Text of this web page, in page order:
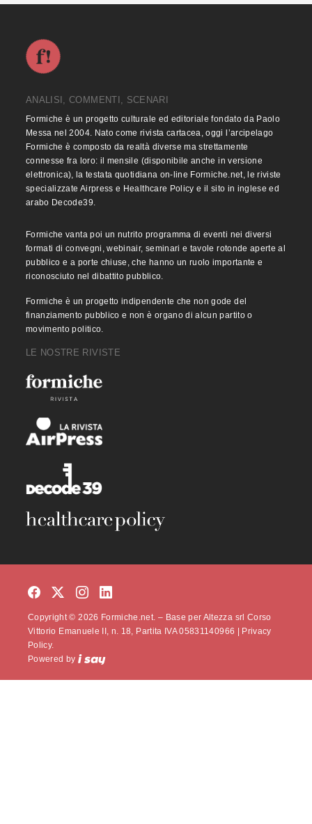
ANALISI, COMMENTI, SCENARI
Formiche è un progetto culturale ed editoriale fondato da Paolo
Messa nel 2004. Nato come rivista cartacea, oggi l’arcipelago
Formiche è composto da realtà diverse ma strettamente
connesse fra loro: il mensile (disponibile anche in versione
elettronica), la testata quotidiana on-line Formiche.net, le riviste
specializzate Airpress e Healthcare Policy e il sito in inglese ed
arabo Decode39.
Formiche vanta poi un nutrito programma di eventi nei diversi
formati di convegni, webinair, seminari e tavole rotonde aperte al
pubblico e a porte chiuse, che hanno un ruolo importante e
riconosciuto nel dibattito pubblico.
Formiche è un progetto indipendente che non gode del
finanziamento pubblico e non è organo di alcun partito o
movimento politico.
LE NOSTRE RIVISTE
Copyright © 2026 Formiche.net. – Base per Altezza srl Corso
Vittorio Emanuele II, n. 18, Partita IVA 05831140966 |
Privacy
Policy.
Powered by